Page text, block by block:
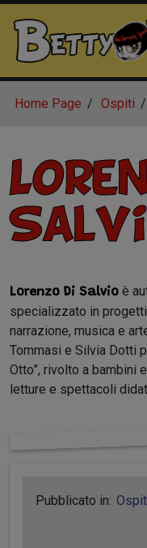
Home Page Ospiti
Lorenzo Di Salvio è
specializzato in
narrazione, musica e
Tommasi e Silvia Dotti
Otto”, rivolto a bambini
letture e spettacoli
Pubblicato in: